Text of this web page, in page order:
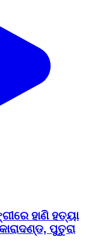
ହାଣି ହତ୍ୟା
ପୁତୁରା